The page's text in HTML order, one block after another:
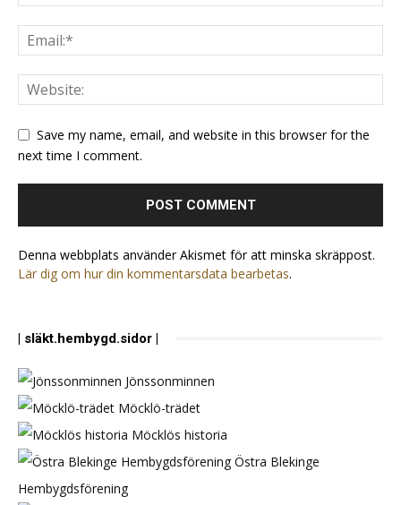
Save my name, email, and website in this browser for the
next time I comment.
Denna webbplats använder Akismet för att minska skräppost.
Lär dig om hur din kommentarsdata bearbetas.
| släkt.hembygd.sidor |
Jönssonminnen
Möcklö-trädet
Möcklös historia
Östra Blekinge
Hembygdsförening